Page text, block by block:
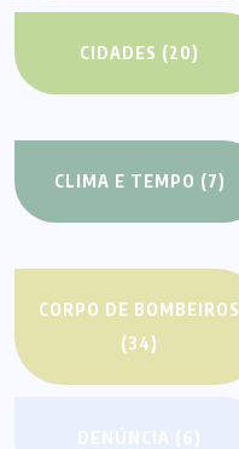
CIDADES (20)
CLIMA E TEMPO (7)
CORPO DE BOMBEIROS
(34)